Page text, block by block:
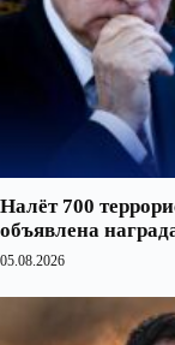
Налёт 700
объявлена
05.08.2026